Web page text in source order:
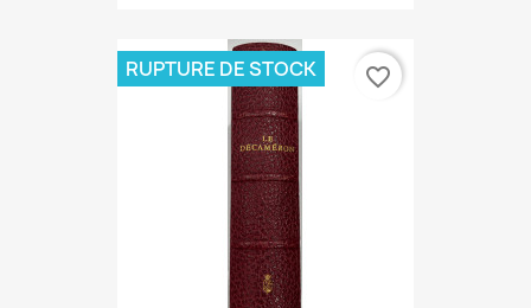
RUPTURE DE STOCK favorite_border